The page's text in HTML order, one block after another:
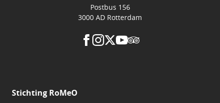
Postbus 156
3000 AD Rotterdam
Stichting RoMeO